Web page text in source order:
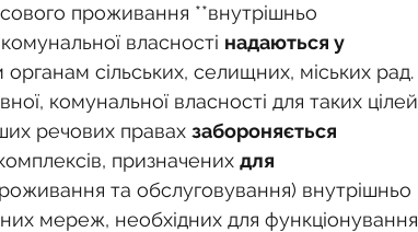
проживання **внутрішньо
власності надаються у
сільських, селищних, міських рад.
комунальної власності для таких цілей
речових правах забороняється
призначених для
та обслуговування) внутрішньо
мереж, необхідних для функціонування